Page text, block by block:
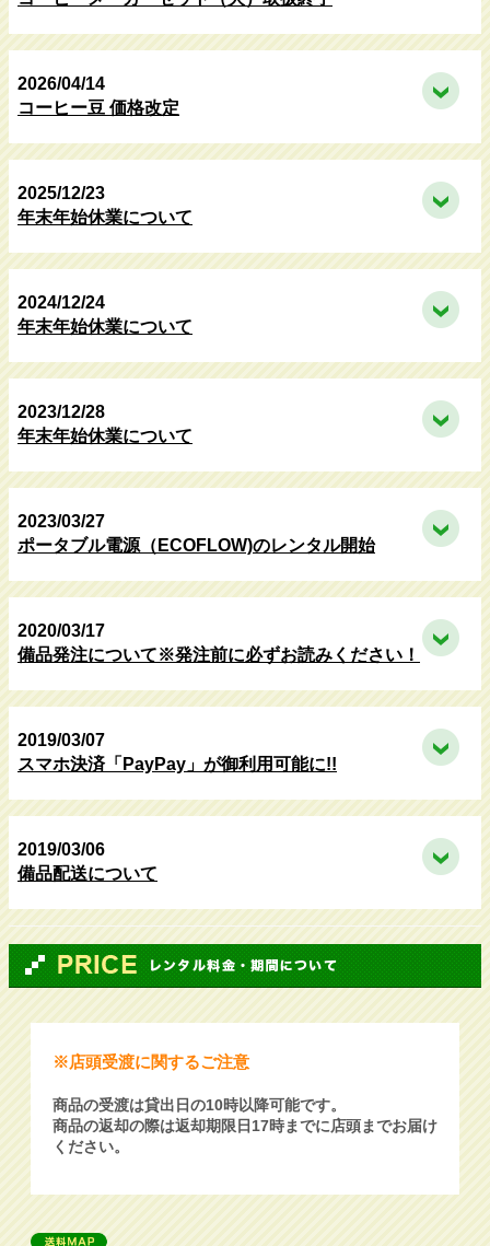
2026/04/14
コーヒー豆 価格改定
2025/12/23
年末年始休業について
2024/12/24
年末年始休業について
2023/12/28
年末年始休業について
2023/03/27
ポータブル電源（ECOFLOW)のレンタル開始
2020/03/17
備品発注について※発注前に必ずお読みください！
2019/03/07
スマホ決済「PayPay」が御利用可能に!!
2019/03/06
備品配送について
※店頭受渡に関するご注意
商品の受渡は貸出日の10時以降可能です。
商品の返却の際は返却期限日17時までに店頭までお届け
ください。